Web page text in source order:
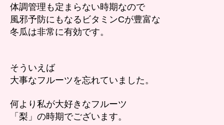
体調管理も定まらない時期なので
風邪予防にもなるビタミンCが豊富な
冬瓜は非常に有効です。
そういえば
大事なフルーツを忘れていました。
何より私が大好きなフルーツ
「梨」の時期でございます。